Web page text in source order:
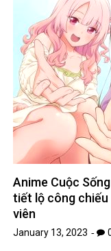
Nhạc tiếng Anh
tuần
January 11, 2023